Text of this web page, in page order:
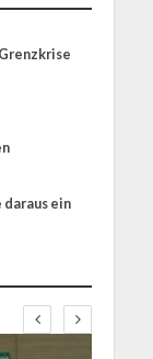
daraus ein